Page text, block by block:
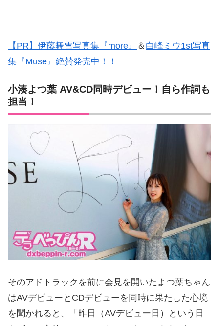
【PR】伊藤舞雪写真集『more』 ＆ 白峰ミウ1st写真
集『Muse』絶賛発売中！！
小湊よつ葉 AV&CD同時デビュー！自ら作詞も
担当！
そのアドトラックを前に会見を開いたよつ葉ちゃん
はAVデビューとCDデビューを同時に果たした心境
を聞かれると、「昨日（AVデビュー日）という日